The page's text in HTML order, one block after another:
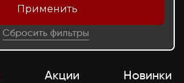
Применить
Сбросить фильтры
Акции Новинки